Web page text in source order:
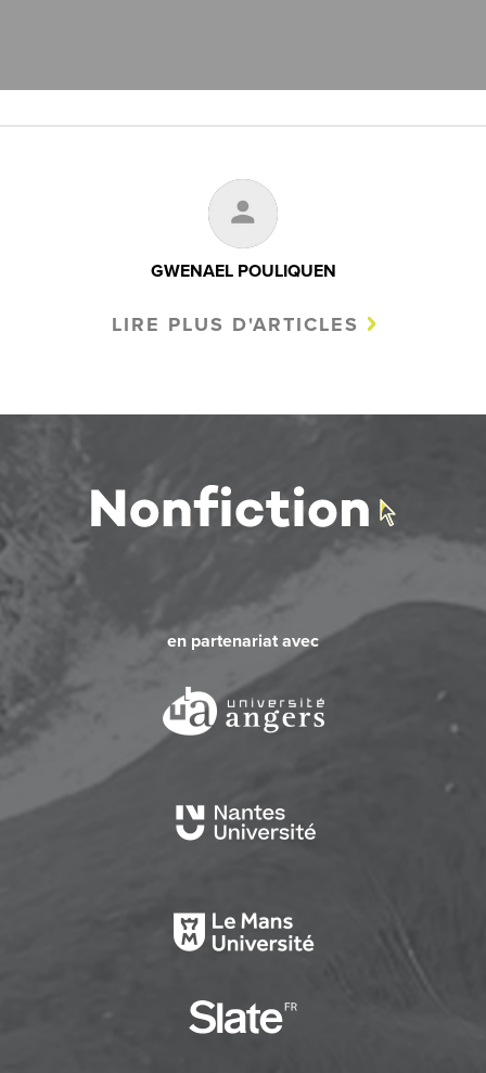
GWENAEL POULIQUEN
LIRE PLUS D'ARTICLES
en partenariat avec